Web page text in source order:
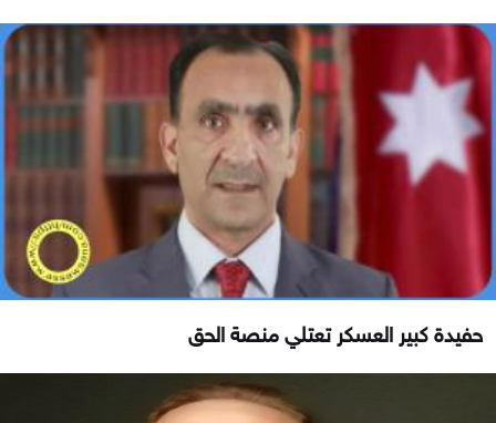
حفيدة كبير العسكر تعتلي منصة الحق